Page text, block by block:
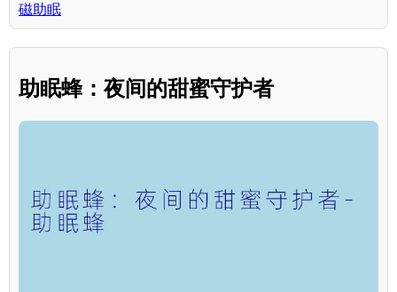
磁助眠
助眠蜂：夜间的甜蜜守护者